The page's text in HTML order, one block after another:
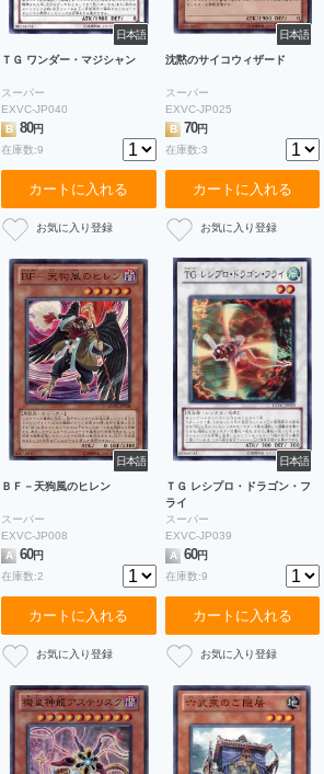
日本語
ＴＧ ワンダー・マジシャン
スーパー
EXVC-JP040
B
80円
在庫数:9
カートに入れる
日本語
沈黙のサイコウィザード
スーパー
EXVC-JP025
B 70円
在庫数:3
カートに入れる
日本語
ＢＦ－天狗風のヒレン
スーパー
EXVC-JP008
A
60円
在庫数:2
カートに入れる
日本語
ＴＧ レシプロ・ドラゴン・フ
ライ
スーパー
EXVC-JP039
A 60円
在庫数:9
カートに入れる